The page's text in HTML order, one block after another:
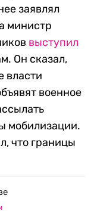
заявлял
министр
выступил
Он сказал,
власти
военное
мобилизации.
что границы